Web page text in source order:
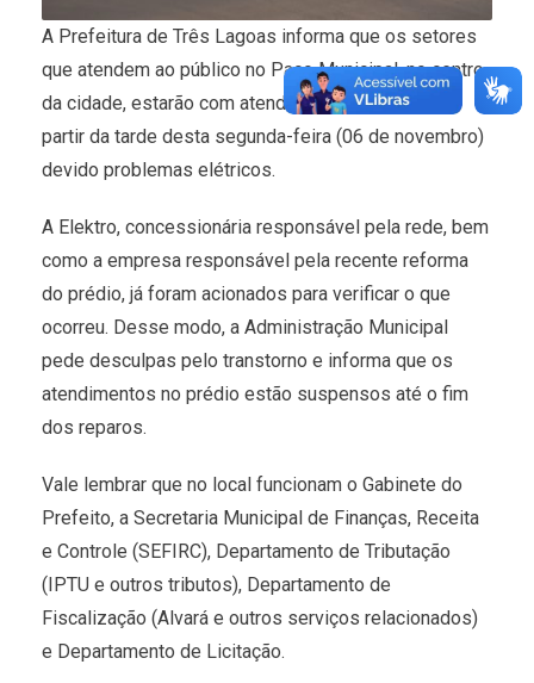
A Prefeitura de Três Lagoas informa que os setores
que atendem ao público no Paço Municipal, no centro
da cidade, estarão com atendimento suspenso a
partir da tarde desta segunda-feira (06 de novembro)
devido problemas elétricos.
A Elektro, concessionária responsável pela rede, bem
como a empresa responsável pela recente reforma
do prédio, já foram acionados para verificar o que
ocorreu. Desse modo, a Administração Municipal
pede desculpas pelo transtorno e informa que os
atendimentos no prédio estão suspensos até o fim
dos reparos.
Vale lembrar que no local funcionam o Gabinete do
Prefeito, a Secretaria Municipal de Finanças, Receita
e Controle (SEFIRC), Departamento de Tributação
(IPTU e outros tributos), Departamento de
Fiscalização (Alvará e outros serviços relacionados)
e Departamento de Licitação.